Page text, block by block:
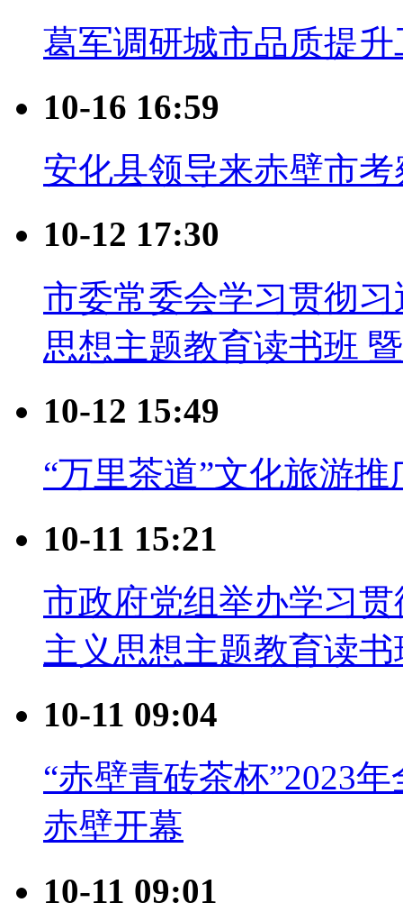
葛军调研城市品质提升
10-16 16:59
安化县领导来赤壁市
10-12 17:30
市委常委会学习贯彻
思想主题教育读书班
10-12 15:49
“万里茶道”文化旅游
10-11 15:21
市政府党组举办学习
主义思想主题教育读
10-11 09:04
“赤壁青砖茶杯”2023
赤壁开幕
10-11 09:01